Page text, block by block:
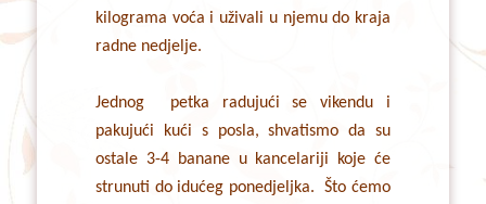
kilograma voća i uživali u njemu do kraja
radne nedjelje.
Jednog petka radujući se vikendu i
pakujući kući s posla, shvatismo da su
ostale 3-4 banane u kancelariji koje će
strunuti do idućeg ponedjeljka. Što ćemo